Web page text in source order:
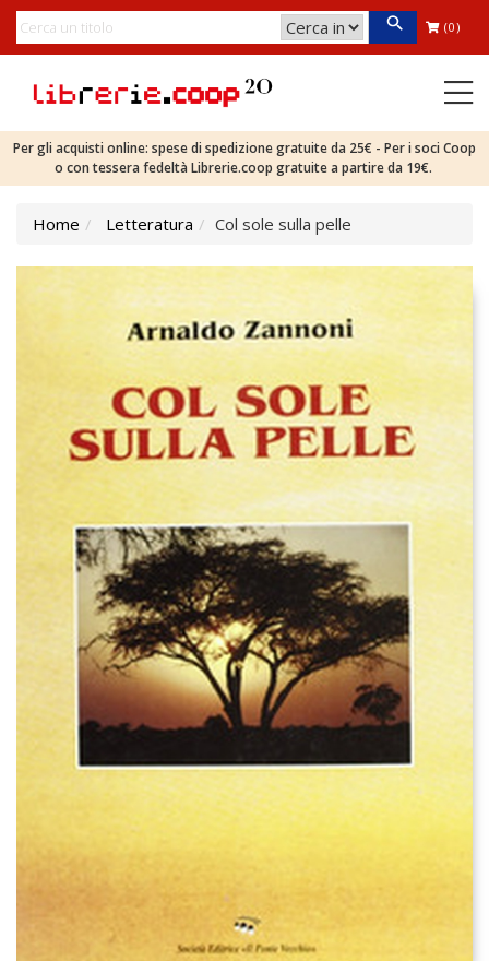
(0)
Per gli acquisti online: spese di spedizione gratuite da 25€ - Per i soci Coop
o con tessera fedeltà Librerie.coop gratuite a partire da 19€.
Home Letteratura Col sole sulla pelle